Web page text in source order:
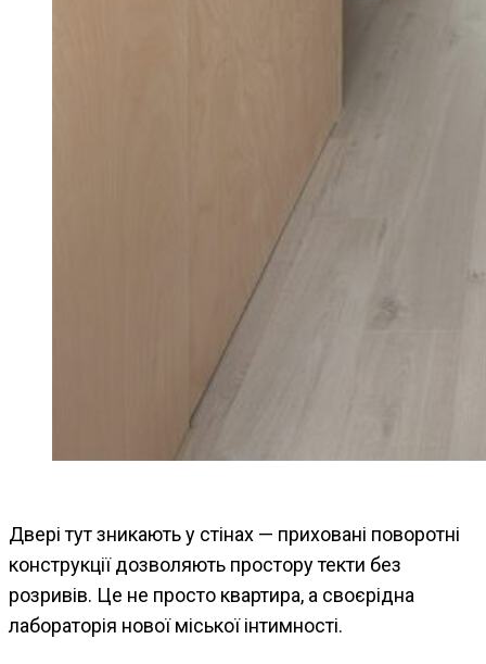
Двері тут зникають у стінах — приховані поворотні
конструкції дозволяють простору текти без
розривів. Це не просто квартира, а своєрідна
лабораторія нової міської інтимності.